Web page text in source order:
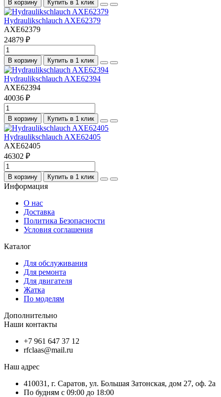
В корзину Купить в 1 клик
Hydraulikschlauch AXE62379
AXE62379
24879 ₽
В корзину Купить в 1 клик
Hydraulikschlauch AXE62394
AXE62394
40036 ₽
В корзину Купить в 1 клик
Hydraulikschlauch AXE62405
AXE62405
46302 ₽
В корзину Купить в 1 клик
Информация
О нас
Доставка
Политика Безопасности
Условия соглашения
Каталог
Для обслуживания
Для ремонта
Для двигателя
Жатка
По моделям
Дополнительно
Наши контакты
+7 961 647 37 12
rfclaas@mail.ru
Наш адрес
410031, г. Саратов, ул. Большая Затонская, дом 27, оф. 2а
По будням с 09:00 до 18:00